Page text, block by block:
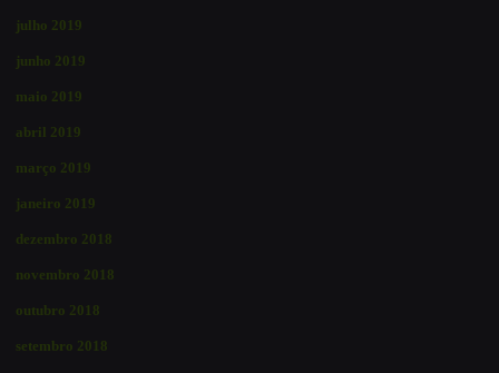
julho 2019
junho 2019
maio 2019
abril 2019
março 2019
janeiro 2019
dezembro 2018
novembro 2018
outubro 2018
setembro 2018